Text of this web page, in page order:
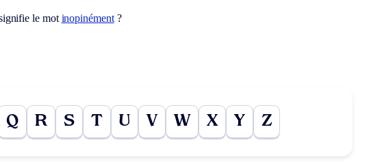
le mot inopinément?
Q R S T U V W X Y Z